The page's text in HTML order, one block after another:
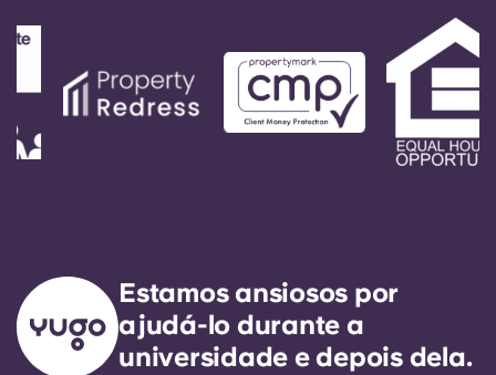
Estamos ansiosos por
ajudá-lo durante a
universidade e depois dela.